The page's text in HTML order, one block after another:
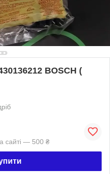
BOSCH (
сайті — 500 ₴